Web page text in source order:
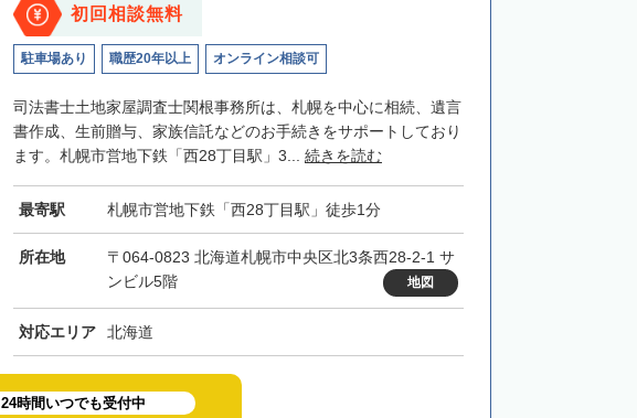
初回相談無料
駐車場あり 職歴20年以上 オンライン相談可
司法書士土地家屋調査士関根事務所は、札幌を中心に相続、遺言
書作成、生前贈与、家族信託などのお手続きをサポートしており
ます。札幌市営地下鉄「西28丁目駅」3... 続きを読む
最寄駅 札幌市営地下鉄「西28丁目駅」徒歩1分
所在地
〒064-0823 北海道札幌市中央区北3条西28-2-1 サ
ンビル5階
地図
対応エリア 北海道
24時間いつでも受付中